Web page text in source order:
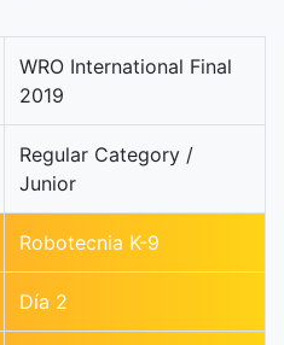
WRO International Final
2019
Regular Category /
Junior
Robotecnia K-9
Día 2